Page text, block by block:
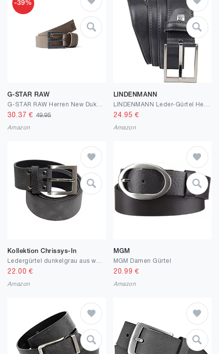
-39%
G-STAR RAW
30.37 €49.95
Amazon
LINDENMANN
24.95 €
Amazon
Kollektion Chrissys-In
22.00 €
Amazon
MGM
MGM Damen Gürtel
20.99 €
Amazon